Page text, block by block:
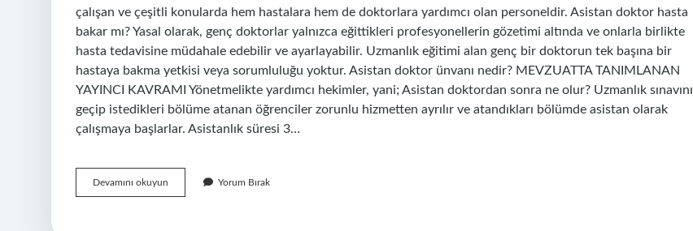
çalışan ve çeşitli konularda hem hastalara hem de doktorlara yardımcı olan personeldir. Asistan doktor hasta
bakar mı? Yasal olarak, genç doktorlar yalnızca eğittikleri profesyonellerin gözetimi altında ve onlarla birlikte
hasta tedavisine müdahale edebilir ve ayarlayabilir. Uzmanlık eğitimi alan genç bir doktorun tek başına bir
hastaya bakma yetkisi veya sorumluluğu yoktur. Asistan doktor ünvanı nedir? MEVZUATTA TANIMLANAN
YAYINCI KAVRAMI Yönetmelikte yardımcı hekimler, yani; Asistan doktordan sonra ne olur? Uzmanlık sınavını
geçip istedikleri bölüme atanan öğrenciler zorunlu hizmetten ayrılır ve atandıkları bölümde asistan olarak
çalışmaya başlarlar. Asistanlık süresi 3…
Devamını okuyun
Doktor
Yorum Bırak